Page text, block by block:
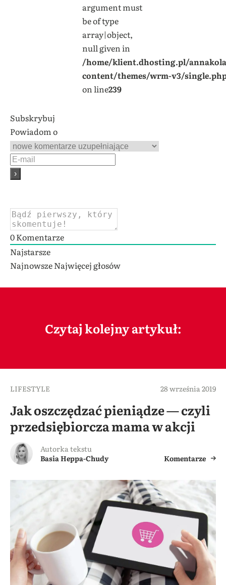
argument must
be of type
array|object,
null given in
/home/klient.dhosting.pl/
content/themes/wrm-v3/
on line239
Subskrybuj
Powiadom o
0Komentarze
Najstarsze
NajnowszeNajwięcej głosów
Czytaj kolejny artykuł:
LIFESTYLE 28 września 2019
Jak oszczędzać pieniądze — czyli
przedsiębiorcza mama w akcji
Autorka tekstu
Basia Heppa-Chudy
Komentarze